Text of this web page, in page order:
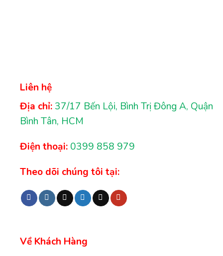
Liên hệ
Địa chỉ: 37/17 Bến Lội, Bình Trị Đông A, Quận
Bình Tân, HCM
Điện thoại: 0399 858 979
Theo dõi chúng tôi tại:
Về Khách Hàng